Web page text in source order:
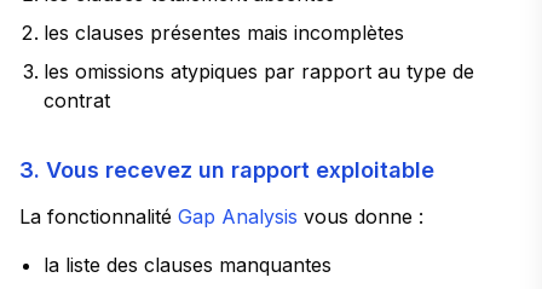
les clauses présentes mais incomplètes
les omissions atypiques par rapport au type de
contrat
3. Vous recevez un rapport exploitable
La fonctionnalité Gap Analysis vous donne :
la liste des clauses manquantes